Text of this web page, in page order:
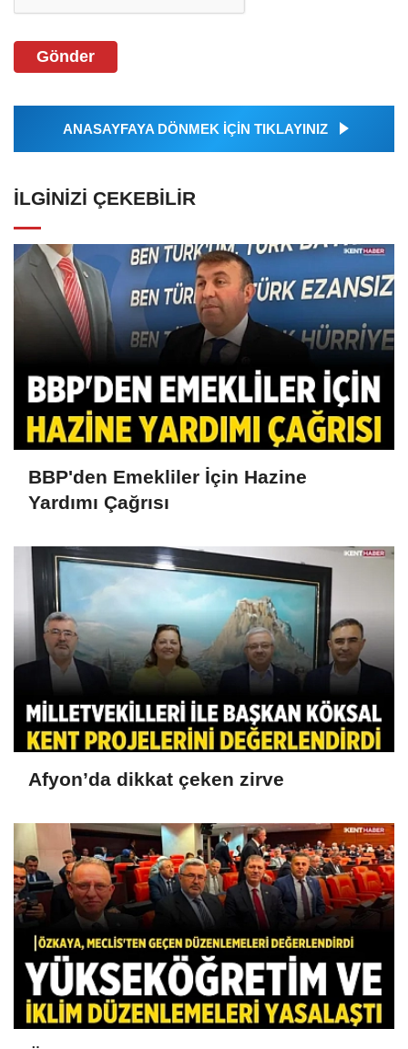
Gönder
ANASAYFAYA DÖNMEK İÇİN TIKLAYINIZ
İLGINIZI ÇEKEBILIR
BBP'den Emekliler İçin Hazine
Yardımı Çağrısı
Afyon’da dikkat çeken zirve